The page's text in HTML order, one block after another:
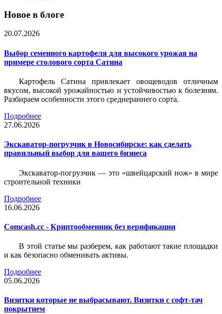
Новое в блоге
20.07.2026
Выбор семенного картофеля для высокого урожая на
примере столового сорта Сатина
Картофель Сатина привлекает овощеводов отличным
вкусом, высокой урожайностью и устойчивостью к болезням.
Разбираем особенности этого среднераннего сорта.
Подробнее
27.06.2026
Экскаватор-погрузчик в Новосибирске: как сделать
правильный выбор для вашего бизнеса
Экскаватор-погрузчик — это «швейцарский нож» в мире
строительной техники
Подробнее
16.06.2026
Comcash.cc - Криптообменник без верификации
В этой статье мы разберем, как работают такие площадки
и как безопасно обменивать активы.
Подробнее
05.06.2026
Визитки которые не выбрасывают. Визитки с софт-тач
покрытием